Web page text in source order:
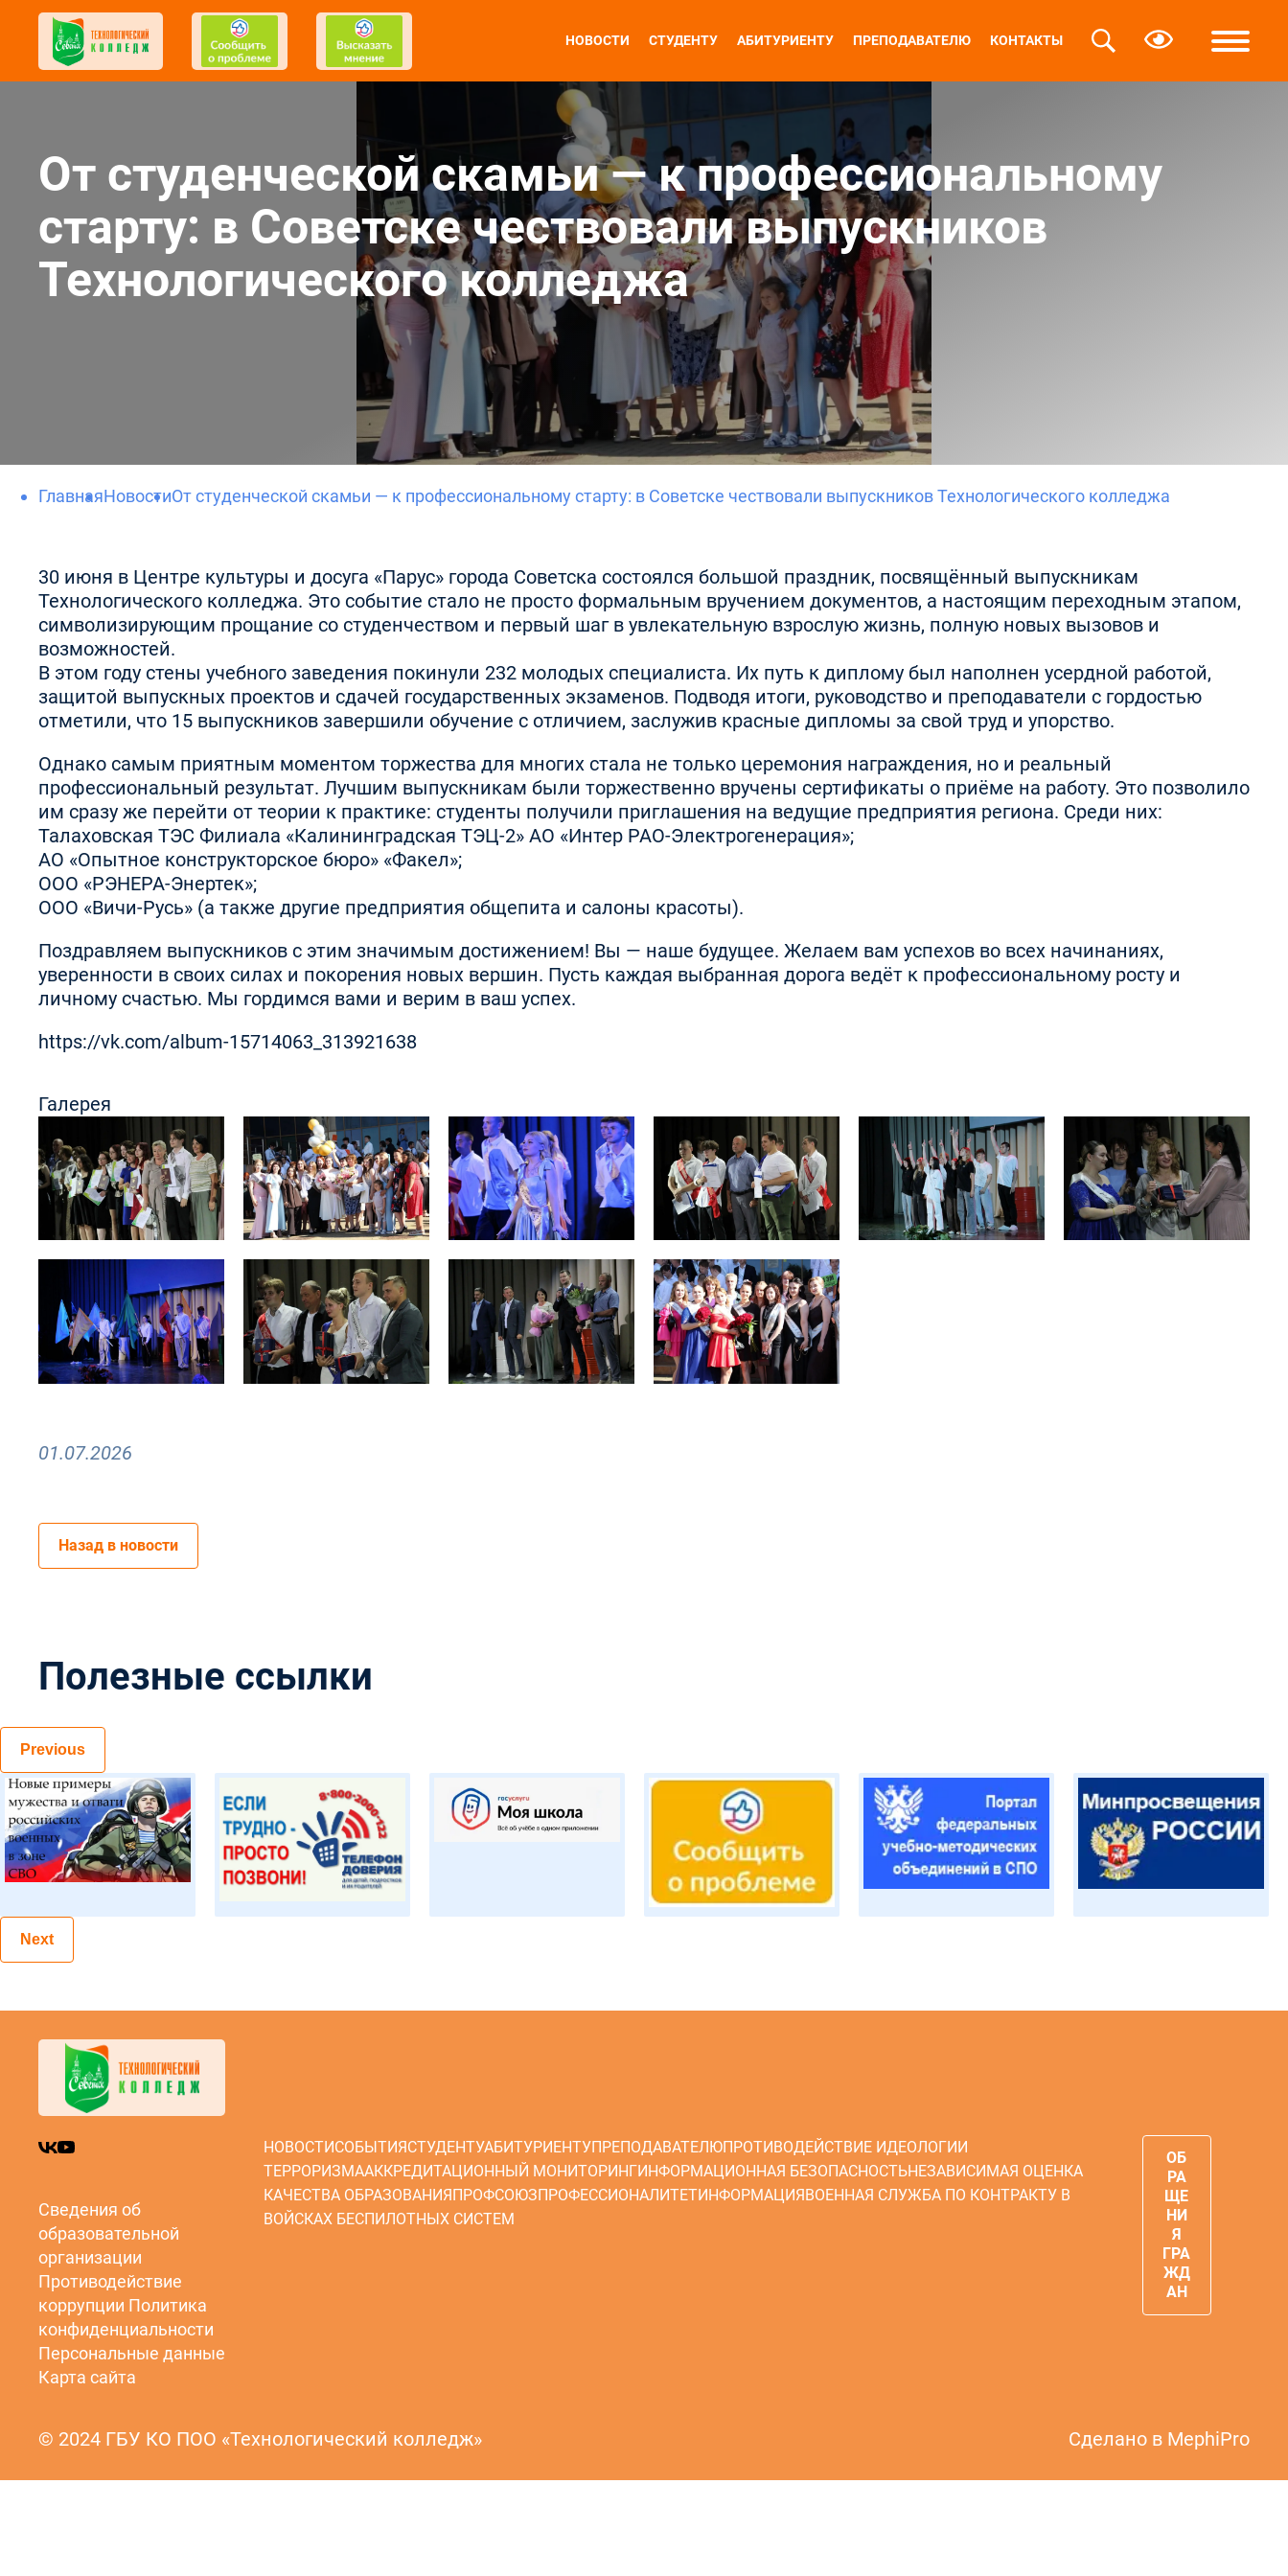
НОВОСТИ СТУДЕНТУ АБИТУРИЕНТУ ПРЕПОДАВАТЕЛЮ КОНТАКТЫ
От студенческой скамьи — к профессиональному
старту: в Советске чествовали выпускников
Технологического колледжа
ГлавнаяНовостиОт студенческой скамьи — к профессиональному старту: в Советске чествовали выпускников Технологического колледжа
30 июня в Центре культуры и досуга «Парус» города Советска состоялся большой праздник, посвящённый выпускникам
Технологического колледжа. Это событие стало не просто формальным вручением документов, а настоящим переходным этапом,
символизирующим прощание со студенчеством и первый шаг в увлекательную взрослую жизнь, полную новых вызовов и
возможностей.
В этом году стены учебного заведения покинули 232 молодых специалиста. Их путь к диплому был наполнен усердной работой,
защитой выпускных проектов и сдачей государственных экзаменов. Подводя итоги, руководство и преподаватели с гордостью
отметили, что 15 выпускников завершили обучение с отличием, заслужив красные дипломы за свой труд и упорство.
Однако самым приятным моментом торжества для многих стала не только церемония награждения, но и реальный
профессиональный результат. Лучшим выпускникам были торжественно вручены сертификаты о приёме на работу. Это позволило
им сразу же перейти от теории к практике: студенты получили приглашения на ведущие предприятия региона. Среди них:
Талаховская ТЭС Филиала «Калининградская ТЭЦ-2» АО «Интер РАО-Электрогенерация»;
АО «Опытное конструкторское бюро» «Факел»;
ООО «РЭНЕРА-Энертек»;
ООО «Вичи-Русь» (а также другие предприятия общепита и салоны красоты).
Поздравляем выпускников с этим значимым достижением! Вы — наше будущее. Желаем вам успехов во всех начинаниях,
уверенности в своих силах и покорения новых вершин. Пусть каждая выбранная дорога ведёт к профессиональному росту и
личному счастью. Мы гордимся вами и верим в ваш успех.
https://vk.com/album-15714063_313921638
Галерея
01.07.2026
Назад в новости
Полезные ссылки
Previous
Next
Сведения об
образовательной
организации
Противодействие
коррупции Политика
конфиденциальности
Персональные данные
Карта сайта
НОВОСТИСОБЫТИЯСТУДЕНТУАБИТУРИЕНТУПРЕПОДАВАТЕЛЮПРОТИВОДЕЙСТВИЕ ИДЕОЛОГИИ
ТЕРРОРИЗМААККРЕДИТАЦИОННЫЙ МОНИТОРИНГИНФОРМАЦИОННАЯ БЕЗОПАСНОСТЬНЕЗАВИСИМАЯ ОЦЕНКА
КАЧЕСТВА ОБРАЗОВАНИЯПРОФСОЮЗПРОФЕССИОНАЛИТЕТИНФОРМАЦИЯВОЕННАЯ СЛУЖБА ПО КОНТРАКТУ В
ВОЙСКАХ БЕСПИЛОТНЫХ СИСТЕМ
ОБ
РА
ЩЕ
НИ
Я
ГРА
ЖД
АН
© 2024 ГБУ КО ПОО «Технологический колледж» Сделано в MephiPro